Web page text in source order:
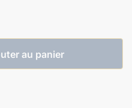
au panier